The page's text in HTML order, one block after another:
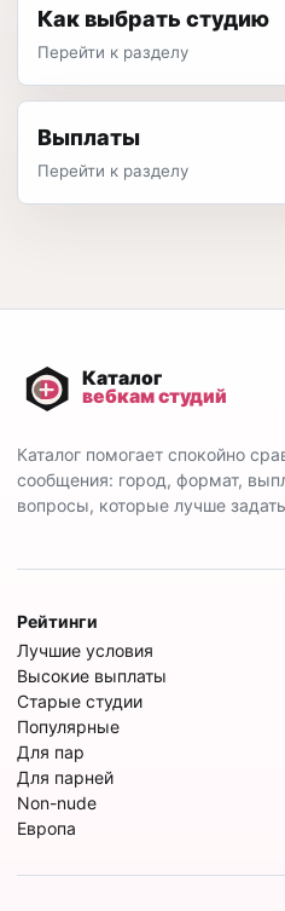
Как выбрать студию
Перейти к разделу
Выплаты
Перейти к разделу
Каталог помогает спокойно
сообщения: город, формат,
вопросы, которые лучше
Рейтинги
Лучшие условия
Высокие выплаты
Старые студии
Популярные
Для пар
Для парней
Non-nude
Европа